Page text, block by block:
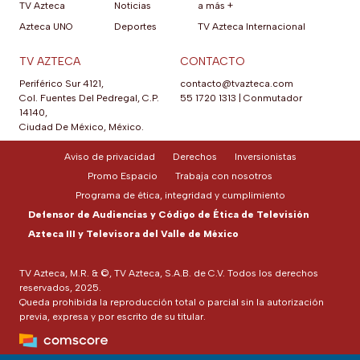
TV Azteca
Azteca UNO
Noticias
Deportes
a más +
TV Azteca Internacional
TV AZTECA
Periférico Sur 4121,
Col. Fuentes Del Pedregal, C.P.
14140,
Ciudad De México, México.
CONTACTO
contacto@tvazteca.com
55 1720 1313
Conmutador
TV Azteca, M.R. & ©, TV Azteca, S.A.B. de C.V. Todos los derechos
reservados, 2025.
Queda prohibida la reproducción total o parcial sin la autorización
previa, expresa y por escrito de su titular.
Aviso de privacidad Derechos
Inversionistas
Promo Espacio
Trabaja con nosotros
Programa de ética, integridad y cumplimiento
Defensor de Audiencias y Código de Ética de Televisión
Azteca III y Televisora del Valle de México